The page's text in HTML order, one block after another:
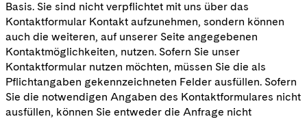
Basis. Sie sind nicht verpflichtet mit uns über das
Kontaktformular Kontakt aufzunehmen, sondern können
auch die weiteren, auf unserer Seite angegebenen
Kontaktmöglichkeiten, nutzen. Sofern Sie unser
Kontaktformular nutzen möchten, müssen Sie die als
Pflichtangaben gekennzeichneten Felder ausfüllen. Sofern
Sie die notwendigen Angaben des Kontaktformulares nicht
ausfüllen, können Sie entweder die Anfrage nicht